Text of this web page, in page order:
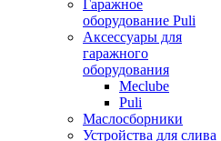
Гаражное
оборудование Puli
Аксессуары для
гаражного
оборудования
Meclube
Puli
Маслосборники
Устройства для слива